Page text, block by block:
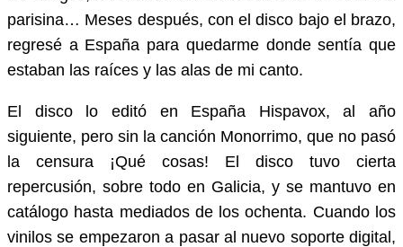
parisina… Meses después, con el disco bajo el brazo,
regresé a España para quedarme donde sentía que
estaban las raíces y las alas de mi canto.
El disco lo editó en España Hispavox, al año
siguiente, pero sin la canción Monorrimo, que no pasó
la censura ¡Qué cosas! El disco tuvo cierta
repercusión, sobre todo en Galicia, y se mantuvo en
catálogo hasta mediados de los ochenta. Cuando los
vinilos se empezaron a pasar al nuevo soporte digital,